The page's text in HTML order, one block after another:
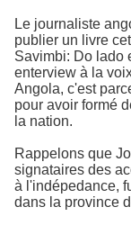
Le journaliste
publier un livre
Savimbi: Do lado
enterview à la
Angola, c'est
pour avoir formé
la nation.
Rappelons que
signataires des
à l'indépedance,
dans la province